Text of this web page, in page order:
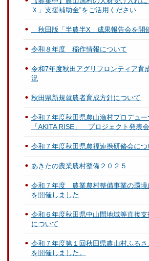
Ｘ」支援補助金”をご活用ください
秋田版「半農半X」成果報告会を開
令和８年度 稲作情報について
令和7年度秋田アグリフロンティア育
況
秋田県新規就農者育成方針について
令和７年度秋田県農山漁村プロデュ
「AKITA RISE」 プロジェクト発表会
令和７年度秋田県農福連携研修会につ
あきたの農業農村整備２０２５
令和７年度 農業農村整備事業の環境
を開催しました
令和６年度秋田県中山間地域等直接
について
令和７年度第１回秋田県農山村ふる
を開催しました。